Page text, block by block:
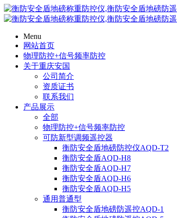
Menu
网站首页
物理防控+信号频率防控
关于重庆安国
公司简介
资质证书
联系我们
产品展示
全部
物理防控+信号频率防控
可防新型调频遥控器
衡防安全盾地磅防控仪AQD-T2
衡防安全盾AQD-H8
衡防安全盾AQD-H7
衡防安全盾AQD-H6
衡防安全盾AQD-H5
通用普通型
衡防安全盾地磅防遥控AQD-1